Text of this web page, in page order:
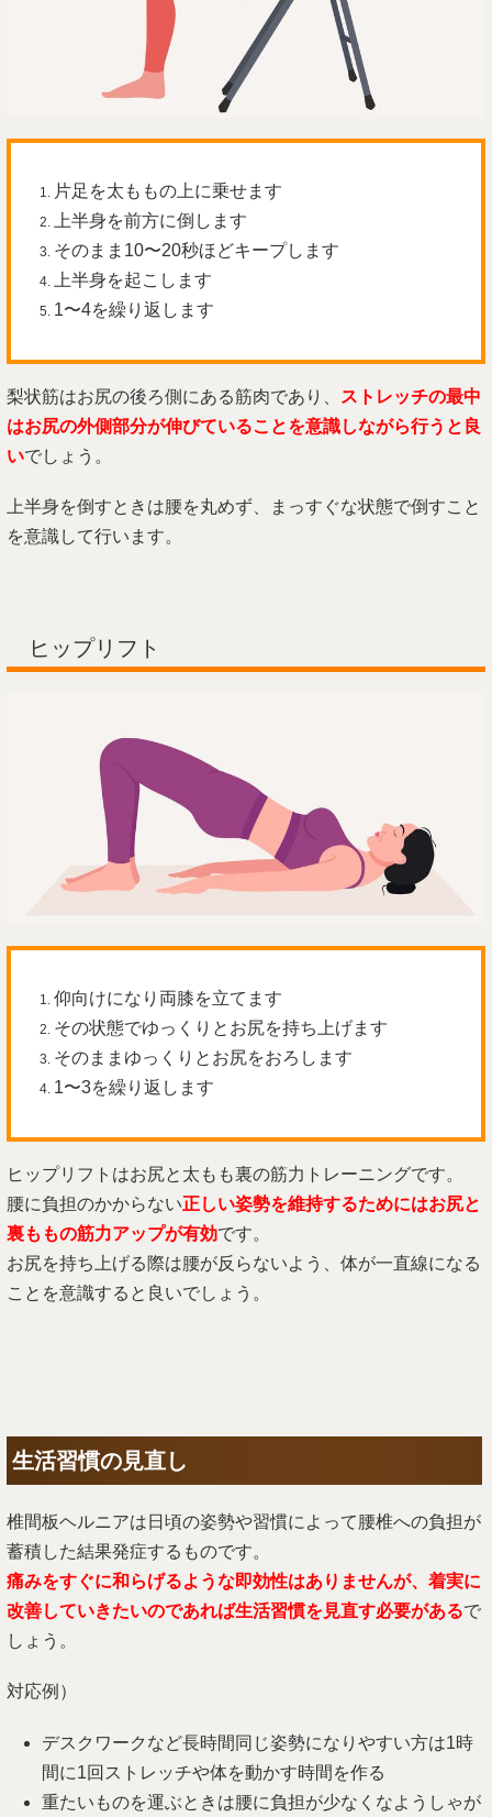
片足を太ももの上に乗せます
上半身を前方に倒します
そのまま10〜20秒ほどキープします
上半身を起こします
1〜4を繰り返します
梨状筋はお尻の後ろ側にある筋肉であり、
ストレッチの最中
はお尻の外側部分が伸びていることを意識しながら行うと良
いでしょう。
上半身を倒すときは腰を丸めず、まっすぐな状態で倒すこと
を意識して行います。
ヒップリフト
仰向けになり両膝を立てます
その状態でゆっくりとお尻を持ち上げます
そのままゆっくりとお尻をおろします
1〜3を繰り返します
ヒップリフトはお尻と太もも裏の筋力トレーニングです。
腰に負担のかからない正しい姿勢を維持するためにはお尻と
裏ももの筋力アップが有効です。
お尻を持ち上げる際は腰が反らないよう、体が一直線になる
ことを意識すると良いでしょう。
生活習慣の見直し
椎間板ヘルニアは日頃の姿勢や習慣によって腰椎への負担が
蓄積した結果発症するものです。
痛みをすぐに和らげるような即効性はありませんが、着実に
改善していきたいのであれば生活習慣を見直す必要があるで
しょう。
対応例）
デスクワークなど長時間同じ姿勢になりやすい方は1時
間に1回ストレッチや体を動かす時間を作る
重たいものを運ぶときは腰に負担が少なくなようしゃが